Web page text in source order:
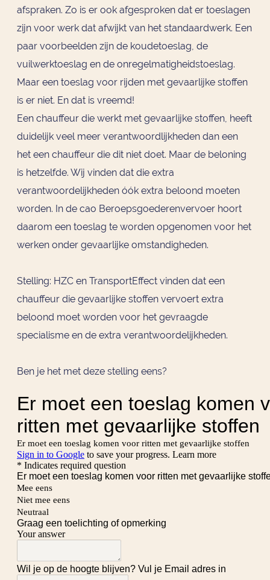
afspraken. Zo is er ook afgesproken dat er toeslagen
zijn voor werk dat afwijkt van het standaardwerk. Een
paar voorbeelden zijn de koudetoeslag, de
vuilwerktoeslag en de onregelmatigheidstoeslag.
Maar een toeslag voor rijden met gevaarlijke stoffen
is er niet. En dat is vreemd!
Een chauffeur die werkt met gevaarlijke stoffen, heeft
duidelijk veel meer verantwoordlijkheden dan een
het een chauffeur die dit niet doet. Maar de beloning
is hetzelfde. Wij vinden dat die extra
verantwoordelijkheden óók extra beloond moeten
worden. In de cao Beroepsgoederenvervoer hoort
daarom een toeslag te worden opgenomen voor het
werken onder gevaarlijke omstandigheden.
Stelling: HZC en TransportEffect vinden dat een
chauffeur die gevaarlijke stoffen vervoert extra
beloond moet worden voor het gevraagde
specialisme en de extra verantwoordelijkheden.
Ben je het met deze stelling eens?